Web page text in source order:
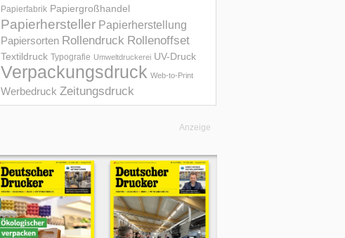
Papierfabrik Papiergroßhandel
Papierhersteller Papierherstellung
Papiersorten Rollendruck Rollenoffset
Textildruck Typografie Umweltdruckerei UV-Druck
Verpackungsdruck Web-to-Print
Werbedruck Zeitungsdruck
Anzeige